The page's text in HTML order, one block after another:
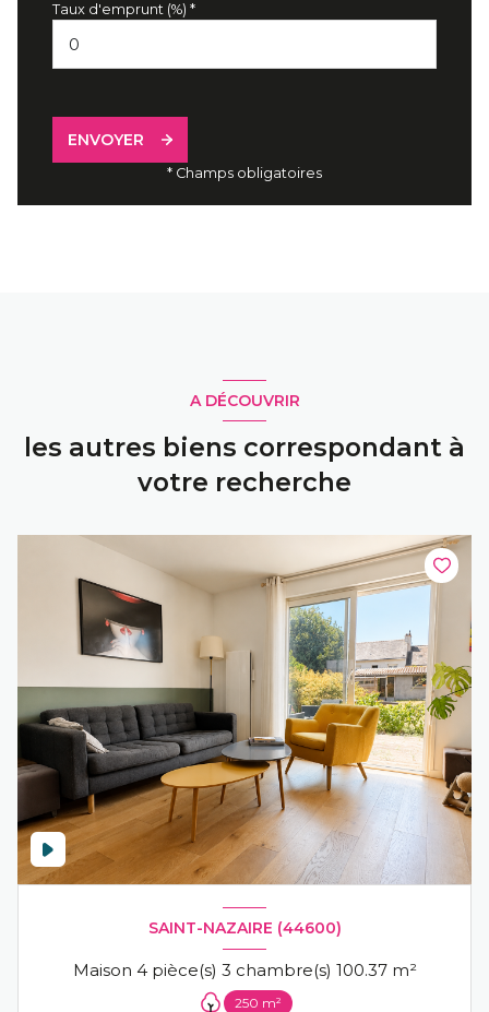
Taux d'emprunt (%) *
ENVOYER
* Champs obligatoires
A DÉCOUVRIR
les autres biens correspondant à
votre recherche
SAINT-NAZAIRE (44600)
Maison 4 pièce(s) 3 chambre(s) 100.37 m²
250 m²